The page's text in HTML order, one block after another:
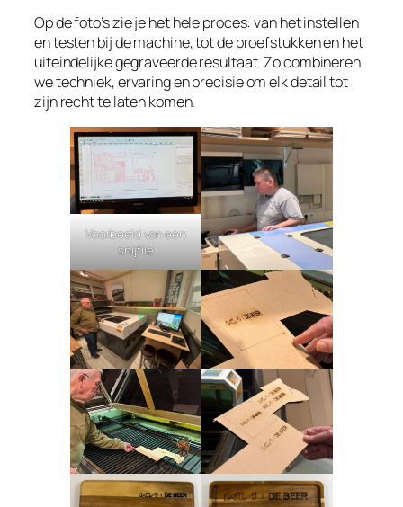
Op de foto’s zie je het hele proces: van het instellen
en testen bij de machine, tot de proefstukken en het
uiteindelijke gegraveerde resultaat. Zo combineren
we techniek, ervaring en precisie om elk detail tot
zijn recht te laten komen.
Voorbeeld van een
snijfile